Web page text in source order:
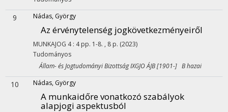
9 Nádas, György
Az érvénytelenség jogkövetkezményeiről
MUNKAJOG 4: 4 pp. 1-8. , 8 p. (2023)
Tudományos
Állam- és Jogtudományi Bizottság IXGJO ÁJB [1901-] B hazai
10 Nádas, György
A munkaidőre vonatkozó szabályok
alapjogi aspektusból